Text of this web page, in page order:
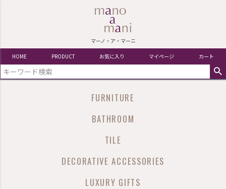
マーノ・ア・マーニ
HOME PRODUCT お気に入り マイページ カート
FURNITURE
BATHROOM
TILE
DECORATIVE ACCESSORIES
LUXURY GIFTS